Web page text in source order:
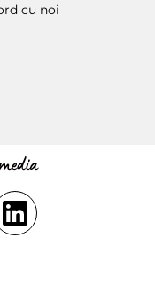
cu noi